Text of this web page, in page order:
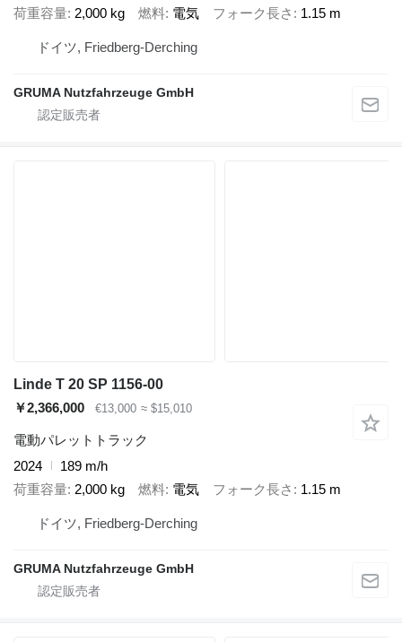
荷重容量 2,000 kg 燃料 電気 フォーク長さ 1.15 m
ドイツ, Friedberg-Derching
GRUMA Nutzfahrzeuge GmbH
Linde T 20 SP 1156-00
￥2,366,000
€13,000 ≈ $15,010
電動パレットトラック
2024
189 m/h
荷重容量 2,000 kg 燃料 電気 フォーク長さ 1.15 m
ドイツ, Friedberg-Derching
GRUMA Nutzfahrzeuge GmbH